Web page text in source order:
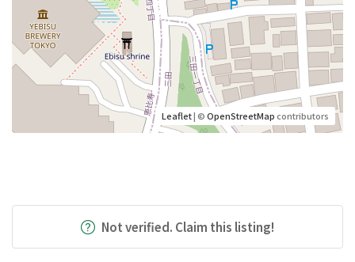
Leaflet| ©OpenStreetMapcontributors
Not verified. Claim this listing!